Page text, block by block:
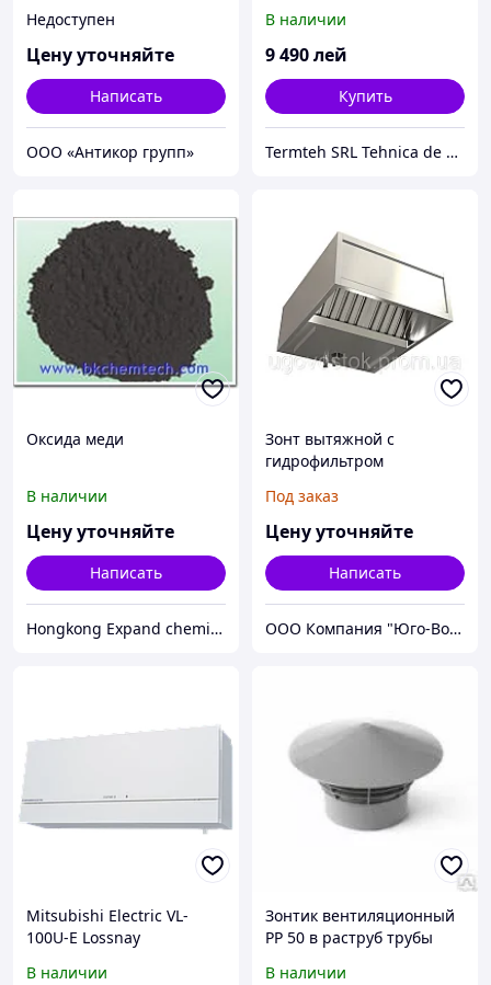
Недоступен
Цену уточняйте
Написать
ООО «Антикор групп»
В наличии
9 490лей
Купить
Termteh SRL Tehnica de climatizare
Оксида меди
В наличии
Цену уточняйте
Написать
Hongkong Expand chemicals limited
Зонт вытяжной с
гидрофильтром
Под заказ
Цену уточняйте
Написать
ООО Компания "Юго-Восток"
Mitsubishi Electric VL-
100U-E Lossnay
В наличии
Зонтик вентиляционный
РР 50 в раструб трубы
В наличии